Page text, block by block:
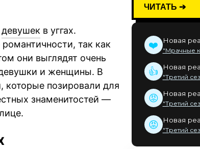
девушек в уггах.
так как
они выглядят очень
и женщины. В
которые позировали для
знаменитостей —
ЧИТАТЬ ➔
❤️ Новая
"Мрачные
👍 Новая
"Третий
😡 Новая
"Третий
😡 Новая
"Третий